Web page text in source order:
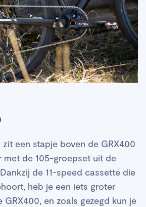
zit een stapje boven de GRX400
met de 105-groepset uit de
de 11-speed cassette die
heb je een iets groter
en zoals gezegd kun je